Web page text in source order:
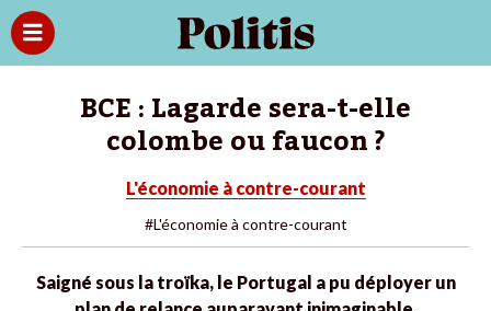
BCE : Lagarde sera-t-elle
colombe ou faucon ?
L'économie à contre-courant
#L'économie à contre-courant
Saigné sous la troïka, le Portugal a pu déployer un